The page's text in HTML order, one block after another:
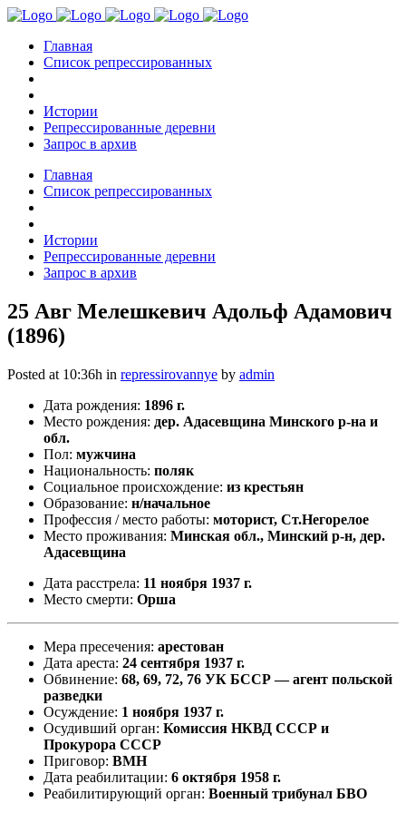
Главная
Список репрессированных
Истории
Репрессированные деревни
Запрос в архив
Главная
Список репрессированных
Истории
Репрессированные деревни
Запрос в архив
25 Авг Мелешкевич Адольф Адамович
(1896)
Posted at 10:36h in repressirovannye by admin
Дата рождения: 1896 г.
Место рождения: дер. Адасевщина Минского р-на и
обл.
Пол: мужчина
Национальность: поляк
Социальное происхождение: из крестьян
Образование: н/начальное
Профессия / место работы: моторист, Ст.Негорелое
Место проживания: Минская обл., Минский р-н, дер.
Адасевщина
Дата расстрела: 11 ноября 1937 г.
Место смерти: Орша
Мера пресечения: арестован
Дата ареста: 24 сентября 1937 г.
Обвинение: 68, 69, 72, 76 УК БССР — агент польской
разведки
Осуждение: 1 ноября 1937 г.
Осудивший орган: Комиссия НКВД СССР и
Прокурора СССР
Приговор: ВМН
Дата реабилитации: 6 октября 1958 г.
Реабилитирующий орган: Военный трибунал БВО